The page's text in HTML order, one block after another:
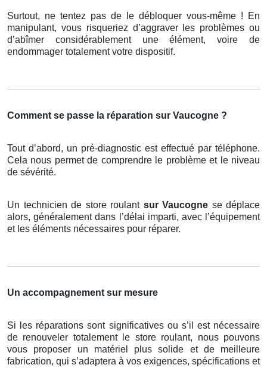
Surtout, ne tentez pas de le débloquer vous-même ! En
manipulant, vous risqueriez d’aggraver les problèmes ou
d’abîmer considérablement une élément, voire de
endommager totalement votre dispositif.
Comment se passe la réparation sur Vaucogne ?
Tout d’abord, un pré-diagnostic est effectué par téléphone.
Cela nous permet de comprendre le problème et le niveau
de sévérité.
Un technicien de store roulant sur Vaucogne se déplace
alors, généralement dans l’délai imparti, avec l’équipement
et les éléments nécessaires pour réparer.
Un accompagnement sur mesure
Si les réparations sont significatives ou s’il est nécessaire
de renouveler totalement le store roulant, nous pouvons
vous proposer un matériel plus solide et de meilleure
fabrication, qui s’adaptera à vos exigences, spécifications et